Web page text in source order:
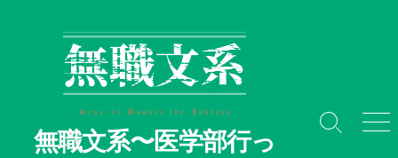
無職文系〜医学部行っ
検
メ